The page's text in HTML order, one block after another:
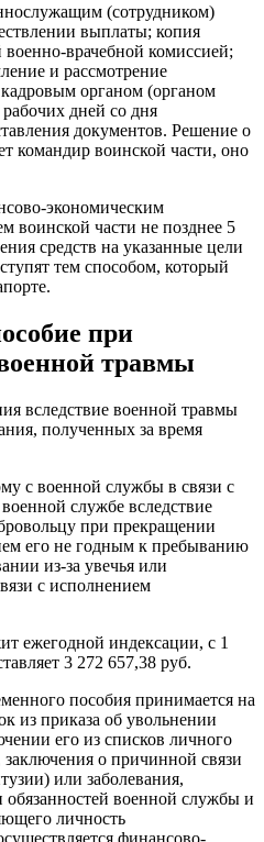
(сотрудником)
выплаты; копия
врачебной комиссией;
и рассмотрение
органом (органом
дней со дня
документов. Решение о
командир воинской части, оно
экономическим
воинской части не позднее 5
средств на указанные цели
тем способом, который
при
травмы
вследствие военной травмы
полученных за время
с военной службы в связи с
службе вследствие
при прекращении
его не годным к пребыванию
из-за увечья или
с исполнением
ежегодной индексации, с 1
3 272 657,38 руб.
пособия принимается на
из приказа об увольнении
его из списков личного
заключения о причинной связи
или заболевания,
военной службы и
личность
финансово-